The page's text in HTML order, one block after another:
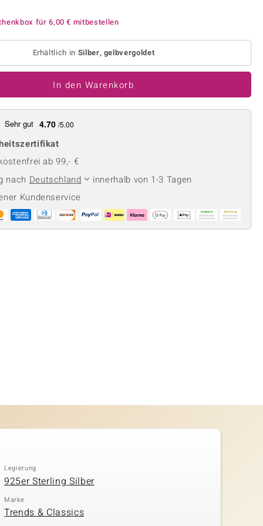
Gelb
für6,00 € mitbestellen
Erhältlich in Silber, gelbvergoldet
In den Warenkorb
Sehr gut 4.70 /5.00
ab 99,- €
nach Deutschland
innerhalb von 1-3 Tagen
Kundenservice
Legierung
925er Sterling Silber
Marke
Trends & Classics